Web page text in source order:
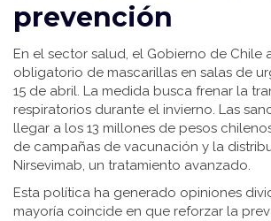
prevención
En el sector salud, el Gobierno de Chile
obligatorio de mascarillas en salas de
15 de abril. La medida busca frenar la
respiratorios durante el invierno. Las
llegar a los 13 millones de pesos
de campañas de vacunación y la
Nirsevimab, un tratamiento avanzado.
Esta política ha generado opiniones
mayoría coincide en que reforzar la